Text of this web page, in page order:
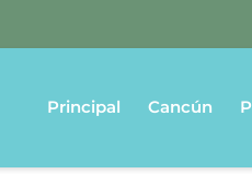
Principal Cancún